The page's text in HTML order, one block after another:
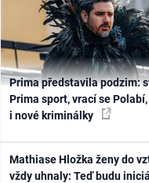
Prima představila podzim:
Prima sport, vrací se
i nové kriminálky
Mathiase Hložka ženy do
vždy uhnaly: Teď budu